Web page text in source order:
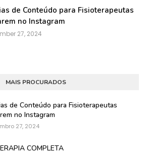
de Conteúdo para Fisioterapeutas
no Instagram
27, 2024
MAIS PROCURADOS
de Conteúdo para Fisioterapeutas
no Instagram
27, 2024
COMPLETA